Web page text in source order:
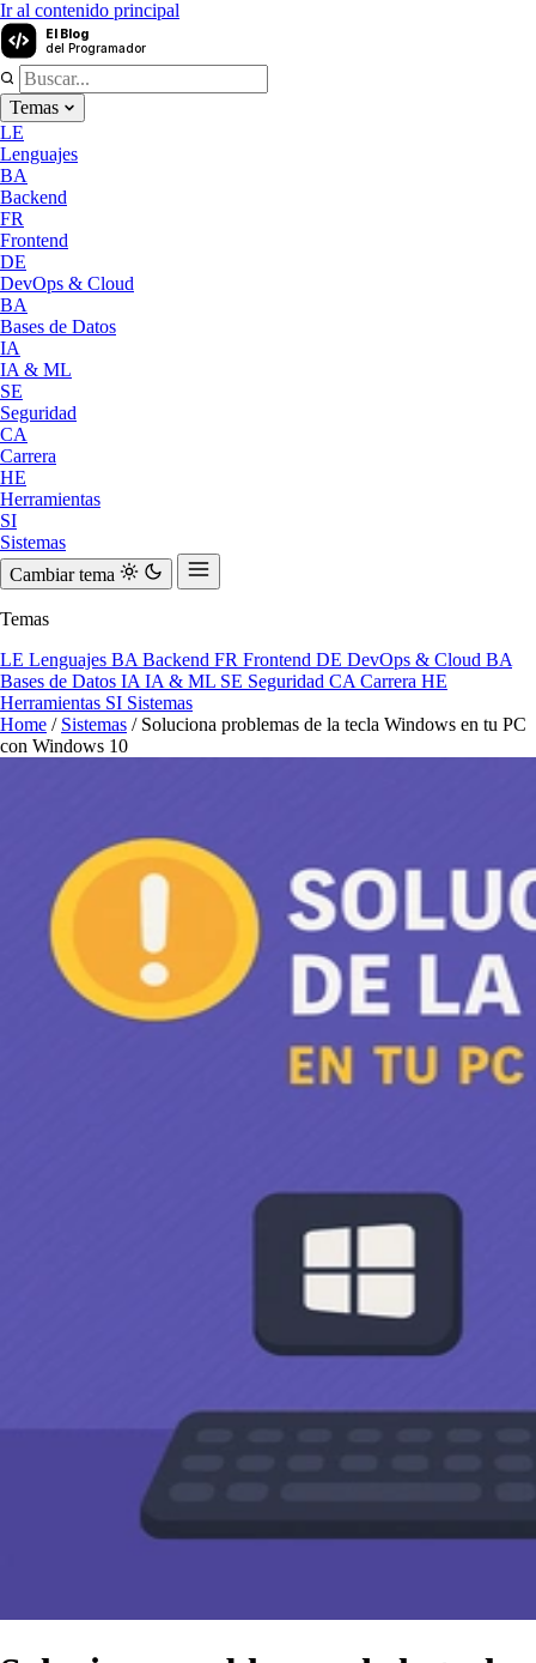
Ir al contenido principal
El Blog
del Programador
Temas
LE
Lenguajes
BA
Backend
FR
Frontend
DE
DevOps & Cloud
BA
Bases de Datos
IA
IA & ML
SE
Seguridad
CA
Carrera
HE
Herramientas
SI
Sistemas
Cambiar tema
Temas
LE Lenguajes BA Backend FR Frontend DE DevOps & Cloud BA
Bases de Datos IA IA & ML SE Seguridad CA Carrera HE
Herramientas SI Sistemas
Home / Sistemas / Soluciona problemas de la tecla Windows en tu PC
con Windows 10